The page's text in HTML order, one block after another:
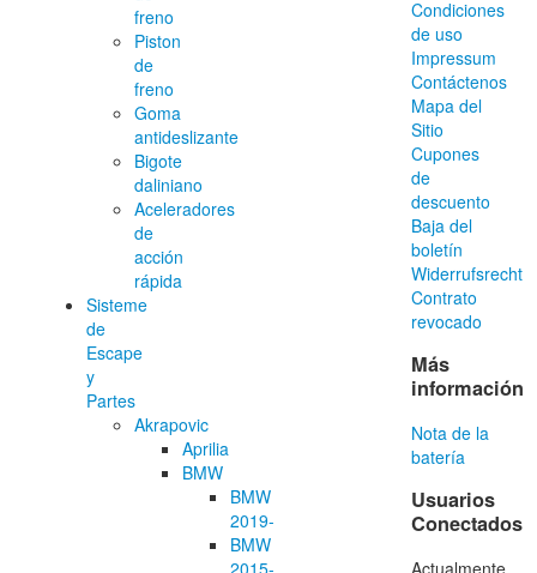
freno
Piston
de
freno
Goma
antideslizante
Bigote
daliniano
Aceleradores
de
acción
rápida
Sisteme
de
Escape
y
Partes
Akrapovic
Aprilia
BMW
BMW
2019-
BMW
2015-
Condiciones
de uso
Impressum
Contáctenos
Mapa del
Sitio
Cupones
de
descuento
Baja del
boletín
Widerrufsrecht
Contrato
revocado
Más
información
Nota de la
batería
Usuarios
Conectados
Actualmente